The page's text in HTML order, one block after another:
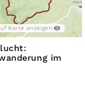
Karte anzeigen
im